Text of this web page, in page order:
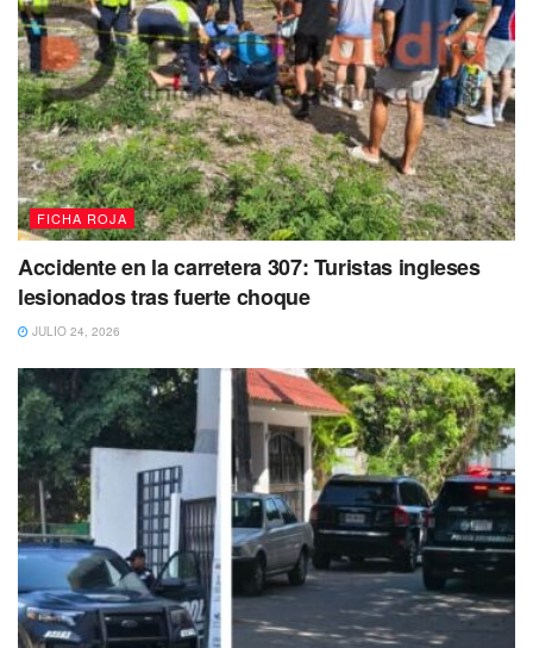
podido lograr su cometido, que es
sembrar el miedo y el
terror en los trabajadores y principalmente en los
comercios,ya que los comercios están trabajando de la
mano muy directamente con nosotros”.
Debido a lo anterior el mando policiaco, Raúl Tassinari
pidió a la población que confíen en su trabajo y que pronto
se verán los resultados de las investigaciones, ya que se
trabaja en coordinación con la Fiscalía General del Estado
junto a las instancias Federales y Estatales para dar con
los perpetradores de los delitos, a lo que le pide la
ciudadanía el apoyo, cooperación y sobre todo que
FICHA ROJA
Accidente en la carretera 307: Turistas ingleses
lesionados tras fuerte choque
JULIO 24, 2026